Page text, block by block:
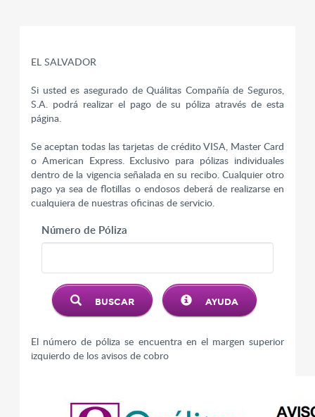
EL SALVADOR
Si usted es asegurado de Quálitas Compañía de Seguros,
S.A. podrá realizar el pago de su póliza através de esta
página.
Se aceptan todas las tarjetas de crédito VISA, Master Card
o American Express. Exclusivo para pólizas individuales
dentro de la vigencia señalada en su recibo. Cualquier otro
pago ya sea de flotillas o endosos deberá de realizarse en
cualquiera de nuestras oficinas de servicio.
Número de Póliza
BUSCAR AYUDA
El número de póliza se encuentra en el margen superior
izquierdo de los avisos de cobro